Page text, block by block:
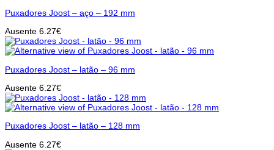
Puxadores Joost – aço – 192 mm
Ausente 6.27€
Puxadores Joost – latão – 96 mm
Ausente 6.27€
Puxadores Joost – latão – 128 mm
Ausente 6.27€